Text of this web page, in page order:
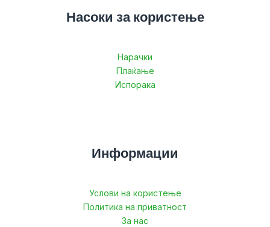
Насоки за користење
Нарачки
Плаќање
Испорака
Информации
Услови на користење
Политика на приватност
За нас